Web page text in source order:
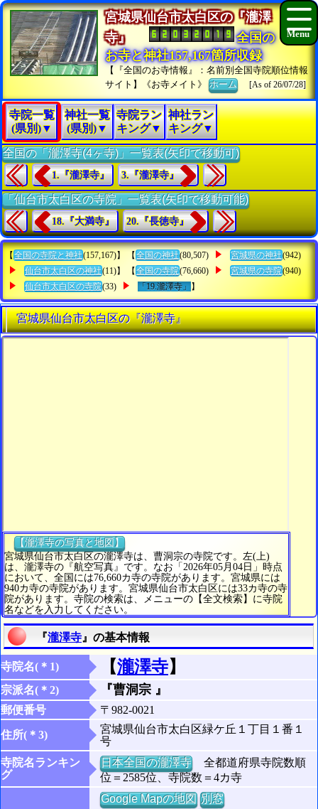
宮城県仙台市太白区の『瀧澤
寺』
全国の
お寺と神社157,167箇所収録
【『全国のお寺情報』：名前別全国寺院順位情報
サイト】《お寺メイト》ホーム [As of 26/07/28]
寺院一覧
(県別)▼
神社一覧
(県別)▼
寺院ラン
キング▼
神社ラン
キング▼
全国の「瀧澤寺(4ヶ寺)」一覧表(矢印で移動可)
1.『瀧澤寺』 3.『瀧澤寺』
「仙台市太白区の寺院」一覧表(矢印で移動可能)
18.『大満寺』 20.『長徳寺』
【 全国の寺院と神社(157,167)】 【 全国の神社(80,507) 宮城県の神社(942)
仙台市太白区の神社(11)】 【 全国の寺院(76,660) 宮城県の寺院(940)
仙台市太白区の寺院(33) 「19.瀧澤寺」 】
宮城県仙台市太白区の『瀧澤寺』
【瀧澤寺の写真と地図】
宮城県仙台市太白区の瀧澤寺は、曹洞宗の寺院です。左(上)
は、瀧澤寺の『航空写真』です。なお「2026年05月04日」時点
において、全国には76,660カ寺の寺院があります。宮城県には
940カ寺の寺院があります。宮城県仙台市太白区には33カ寺の寺
院があります。寺院の検索は、メニューの【全文検索】に寺院
名などを入力してください。
『瀧澤寺 』の基本情報
寺院名(＊1) 【瀧澤寺】
宗派名(＊2) 『曹洞宗 』
郵便番号 〒982-0021
住所(＊3)
宮城県仙台市太白区緑ケ丘１丁目１番１
号
寺院名ランキン
グ
日本全国の瀧澤寺全都道府県寺院数順
位＝2585位、寺院数＝4カ寺
Google Mapの地図 別窓